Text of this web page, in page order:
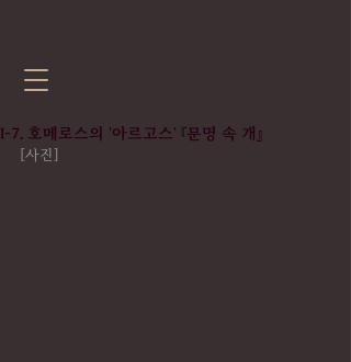
Ⅰ-7. 호메로스의 '아르고스' 『문명 속 개』
[사진]